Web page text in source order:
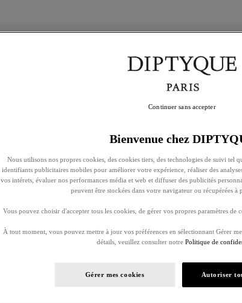
Bienvenue chez
Nous utilisons nos propres cookies, des cookies tiers, des technologies de suivi tel
identifiants publicitaires mobiles pour améliorer votre expérience, réaliser des
vos intérets, évaluer nos performances média et web et diffuser des publicités
peuvent être stockées dans votre navigateur ou récupérées à
Vous pouvez choisir d'accepter tous les cookies, de gérer vos propres paramètres de
À tout moment, vous pouvez mettre à jour vos préférences en sélectionnant Gérer
détails, veuillez consulter notre Politique de
Gérer mes cookies Autoriser
Continuer sans accepter